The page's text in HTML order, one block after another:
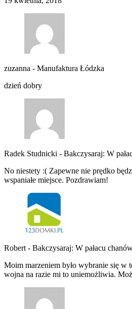
zuzanna - Manufaktura Łódzka
dzień dobry
Radek Studnicki - Bakczysaraj: W
No niestety :( Zapewne nie prędko
wspaniałe miejsce. Pozdrawiam!
Robert - Bakczysaraj: W pałacu
Moim marzeniem było wybranie się w
wojna na razie mi to uniemożliwia.